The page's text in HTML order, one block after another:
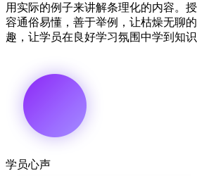
用实际的例子来讲解条理化的内容。
容通俗易懂，善于举例，让枯燥无聊
趣，让学员在良好学习氛围中学到知
学员心声